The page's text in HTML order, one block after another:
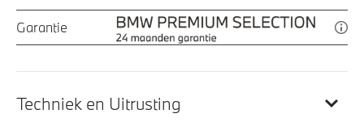
Garantie
Techniek en Uitrusting